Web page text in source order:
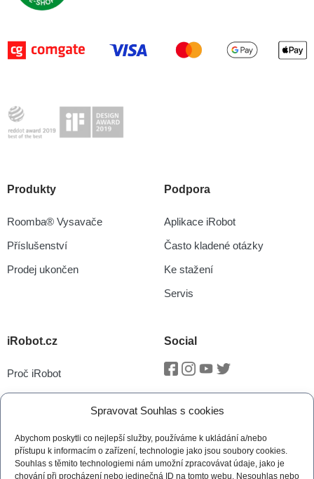
Spravovat Souhlas s cookies
Abychom poskytli co nejlepší služby, používáme k ukládání a/nebo
přístupu k informacím o zařízení, technologie jako jsou soubory cookies.
Souhlas s těmito technologiemi nám umožní zpracovávat údaje, jako je
chování při procházení nebo jedinečná ID na tomto webu. Nesouhlas nebo
Produkty
Roomba® Vysavače
Příslušenství
Prodej ukončen
Podpora
Aplikace iRobot
Často kladené otázky
Ke stažení
Servis
iRobot.cz
Proč iRobot
iRobot OS
Technologie vSLAM®
Novinky
Social
Facebook
Instagram
Youtube